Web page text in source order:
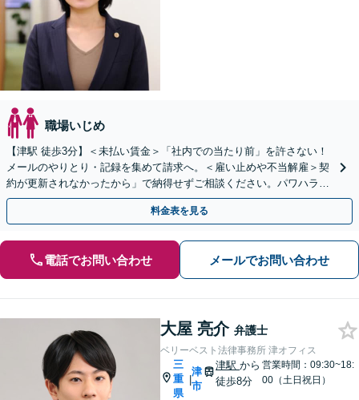
職場いじめ
【津駅 徒歩3分】＜未払い賃金＞「社内での当たり前」を許さない！
メールのやりとり・記録を集めて請求へ。＜雇い止めや不当解雇＞契
約が更新されなかったから」で納得せずご相談ください。パワハラ、
労災問題も対応可能です【弁護士経験10年以上】
料金表を見る
電話でお問い合わせ メールでお問い合わせ
大屋 亮介 弁護士
ベリーベスト法律事務所 津オフィス
三
重
県
|
津
市
津駅から
徒歩8分
営業時間：09:30~18:
00（土日祝日）